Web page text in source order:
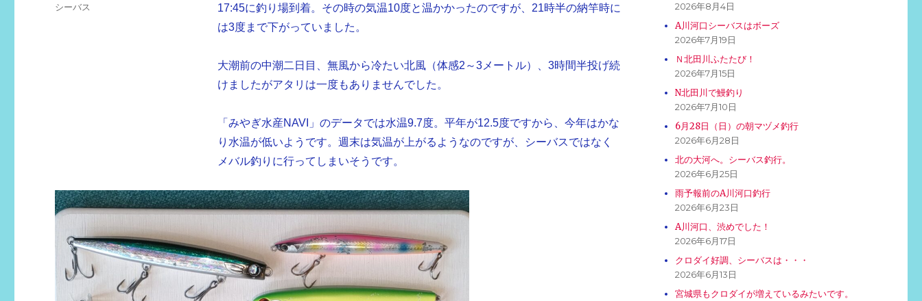
17:45に釣り場到着。その時の気温10度と温かかったのですが、21時半の納竿時に
は3度まで下がっていました。
大潮前の中潮二日目、無風から冷たい北風（体感2～3メートル）、3時間半投げ続
けましたがアタリは一度もありませんでした。
「みやぎ水産NAVI」のデータでは水温9.7度。平年が12.5度ですから、今年はかな
り水温が低いようです。週末は気温が上がるようなのですが、シーバスではなく
メバル釣りに行ってしまいそうです。
カ
シーバス 2026年8月4日
A川河口シーバスはボーズ
2026年7月19日
Ｎ北田川ふたたび！
2026年7月15日
N北田川で鰻釣り
2026年7月10日
6月28日（日）の朝マヅメ釣行
2026年6月28日
北の大河へ。シーバス釣行。
2026年6月25日
雨予報前のA川河口釣行
2026年6月23日
A川河口、渋めでした！
2026年6月17日
クロダイ好調、シーバスは・・・
2026年6月13日
宮城県もクロダイが増えているみたいです。